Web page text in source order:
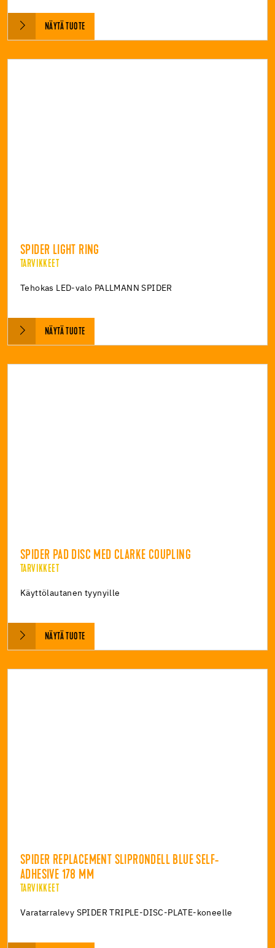
NÄYTÄ TUOTE
SPIDER LIGHT RING
TARVIKKEET
Tehokas LED-valo PALLMANN SPIDER
NÄYTÄ TUOTE
SPIDER PAD DISC MED CLARKE COUPLING
TARVIKKEET
Käyttölautanen tyynyille
NÄYTÄ TUOTE
SPIDER REPLACEMENT SLIPRONDELL BLUE SELF-
ADHESIVE 178 MM
TARVIKKEET
Varatarralevy SPIDER TRIPLE-DISC-PLATE-koneelle